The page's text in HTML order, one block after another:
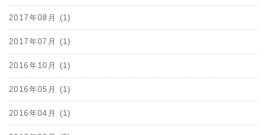
2017年08月 (1)
2017年07月 (1)
2016年10月 (1)
2016年05月 (1)
2016年04月 (1)